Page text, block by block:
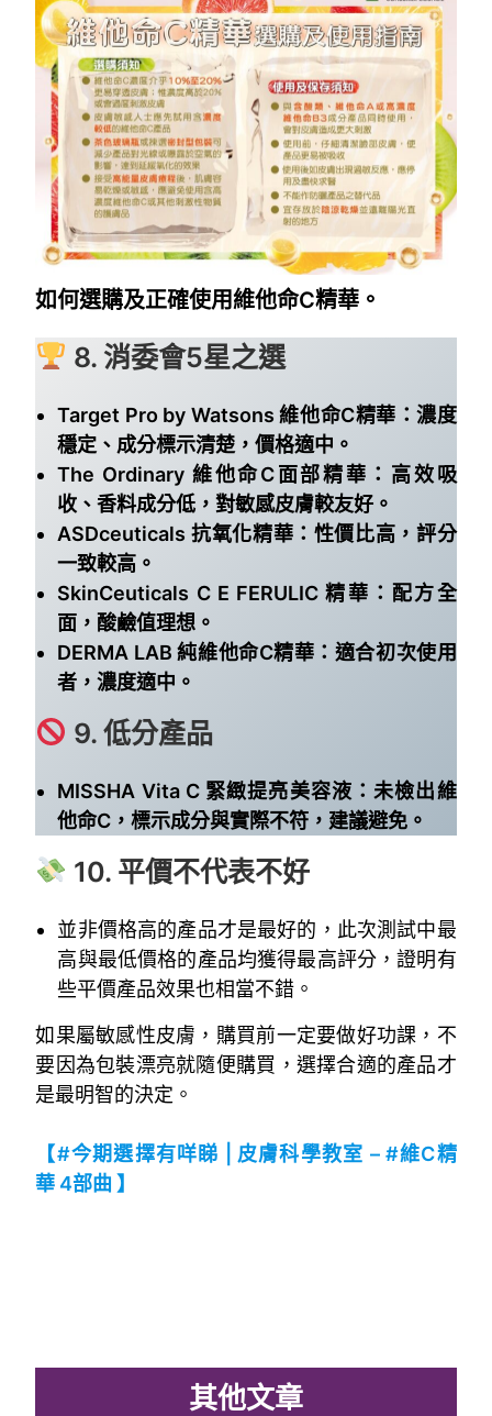
如何選購及正確使用維他命C精華。
8. 消委會5星之選
Target Pro by Watsons 維他命C精華：濃度
穩定、成分標示清楚，價格適中。
The Ordinary 維他命C面部精華：高效吸
收、香料成分低，對敏感皮膚較友好。
ASDceuticals 抗氧化精華：性價比高，評分
一致較高。
SkinCeuticals C E FERULIC 精華：配方全
面，酸鹼值理想。
DERMA LAB 純維他命C精華：適合初次使用
者，濃度適中。
9. 低分產品
MISSHA Vita C 緊緻提亮美容液：未檢出維
他命C，標示成分與實際不符，建議避免。
10. 平價不代表不好
並非價格高的產品才是最好的，此次測試中最
高與最低價格的產品均獲得最高評分，證明有
些平價產品效果也相當不錯。
如果屬敏感性皮膚，購買前一定要做好功課，不
要因為包裝漂亮就隨便購買，選擇合適的產品才
是最明智的決定。
【#今期選擇有咩睇 | 皮膚科學教室 – #維C精
華 4部曲 】
其他文章